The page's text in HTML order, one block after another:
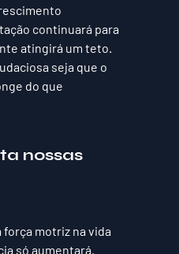
continuará para
atingirá um teto.
seja que o
do que
nossas
força motriz na vida
só aumentará.